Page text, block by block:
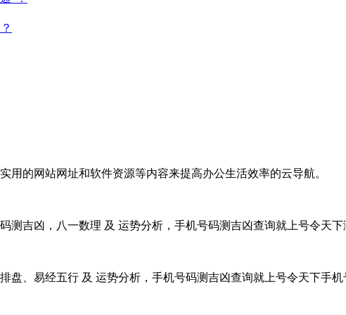
的网站网址和软件资源等内容来提高办公生活效率的云导航。
测吉凶，八一数理 及 运势分析，手机号码测吉凶查询就上号令天
、易经五行 及 运势分析，手机号码测吉凶查询就上号令天下手机